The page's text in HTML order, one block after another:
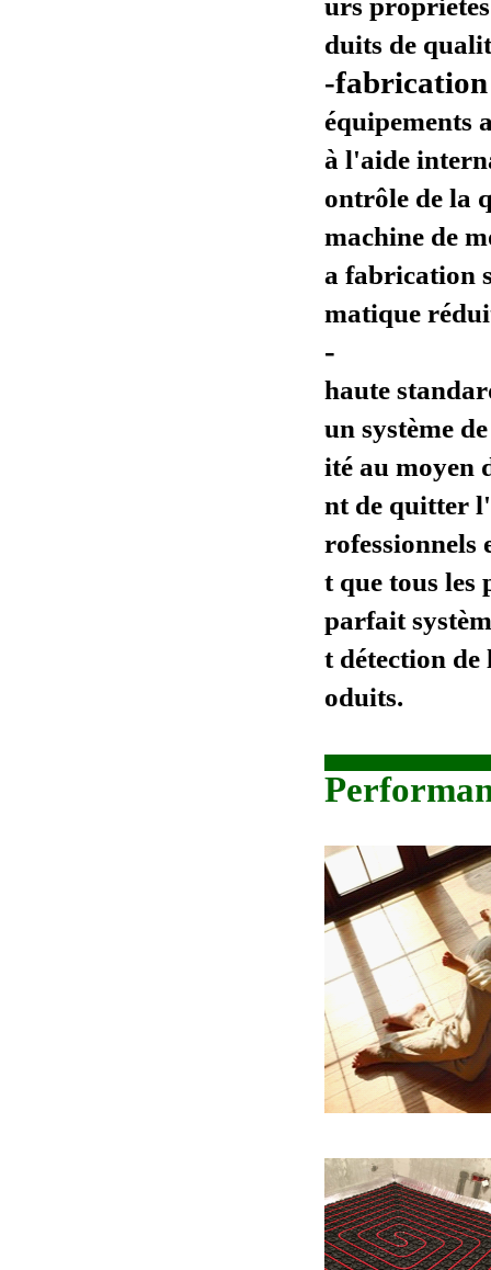
urs
duits de
-fabrication
équipements
à l'aide
ontrôle de la
machine de
a fabrication
matique
-
haute
un système
ité au moyen
nt de quitter
rofessionnels
t que tous les
parfait
t détection
oduits.